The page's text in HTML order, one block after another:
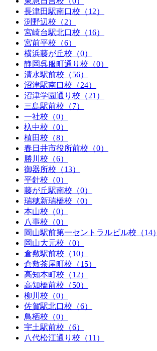
長津田駅南口校（12）
渕野辺校（2）
宮崎台駅北口校（16）
宮前平校（6）
横浜藤が丘校（0）
静岡呉服町通り校（0）
清水駅前校（56）
沼津駅南口校（24）
沼津学園通り校（21）
三島駅前校（7）
一社校（0）
杁中校（0）
植田校（8）
春日井市役所前校（0）
勝川校（6）
御器所校（13）
平針校（0）
藤が丘駅南校（0）
瑞穂新瑞橋校（0）
本山校（0）
八事校（0）
岡山駅前第一セントラルビル校（14）
岡山大元校（0）
倉敷駅前校（10）
倉敷茶屋町校（15）
高知本町校（12）
高知橋前校（50）
柳川校（0）
佐賀駅北口校（6）
鳥栖校（0）
宇土駅前校（6）
八代松江通り校（11）